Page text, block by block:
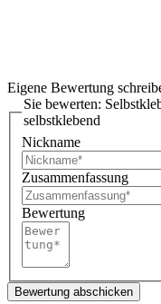
Eigene Bewertung
Sie bewerten:
selbstklebend
Nickname
Zusammenfassung
Bewertung
Bewertung abschicken